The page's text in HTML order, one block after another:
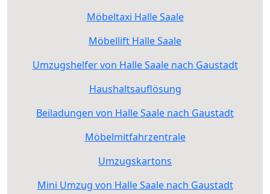
Möbeltaxi Halle Saale
Möbellift Halle Saale
Umzugshelfer von Halle Saale nach Gaustadt
Haushaltsauflösung
Beiladungen von Halle Saale nach Gaustadt
Möbelmitfahrzentrale
Umzugskartons
Mini Umzug von Halle Saale nach Gaustadt